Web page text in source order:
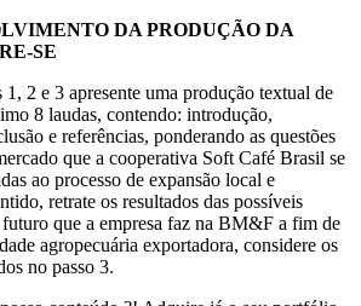
DA PRODUÇÃO DA
SE
1, 2 e 3 apresente uma produção textual de
8 laudas, contendo: introdução,
e referências, ponderando as questões
que a cooperativa Soft Café Brasil se
ao processo de expansão local e
retrate os resultados das possíveis
futuro que a empresa faz na BM&F a fim de
agropecuária exportadora, considere os
no passo 3.